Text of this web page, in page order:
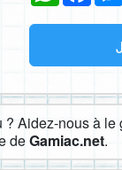
Aidez-nous à
deGamiac.net.